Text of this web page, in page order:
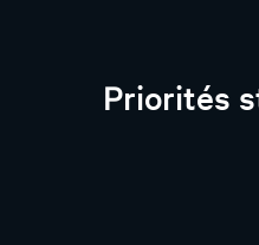
Priorités